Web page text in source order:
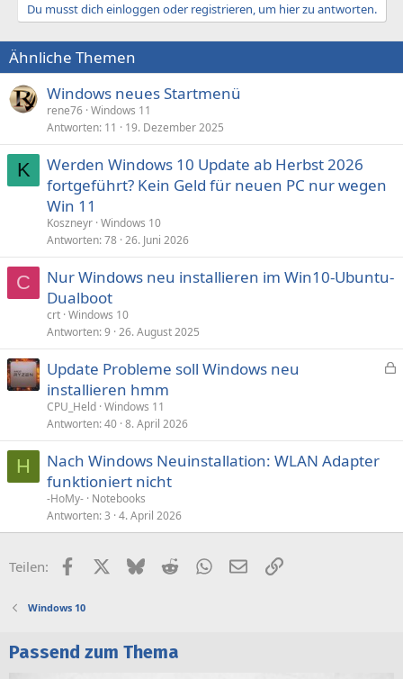
i
o
n
e
n
:
Du musst dich einloggen oder registrieren, um hier zu antworten.
Ähnliche Themen
Windows neues Startmenü
rene76 Windows 11
Antworten 11 19. Dezember 2025
K
Werden Windows 10 Update ab Herbst 2026
fortgeführt? Kein Geld für neuen PC nur wegen
Win 11
Koszneyr Windows 10
Antworten 78 26. Juni 2026
C
Nur Windows neu installieren im Win10-Ubuntu-
Dualboot
crt Windows 10
Antworten 9 26. August 2025
e
Update Probleme soll Windows neu
installieren hmm
CPU_Held Windows 11
Antworten 40 8. April 2026
H
Nach Windows Neuinstallation: WLAN Adapter
funktioniert nicht
-HoMy- Notebooks
Antworten 3 4. April 2026
Teilen: FacebookX (Twitter)
BlueskyRedditWhatsApp
E-MailLink
Windows 10
Passend zum Thema